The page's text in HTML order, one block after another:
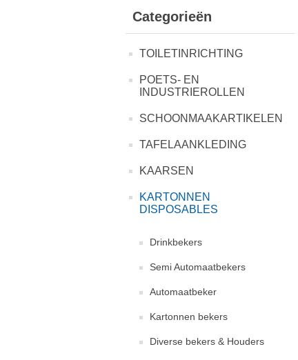
Categorieën
TOILETINRICHTING
POETS- EN
INDUSTRIEROLLEN
SCHOONMAAKARTIKELEN
TAFELAANKLEDING
KAARSEN
KARTONNEN
DISPOSABLES
Drinkbekers
Semi Automaatbekers
Automaatbeker
Kartonnen bekers
Diverse bekers & Houders